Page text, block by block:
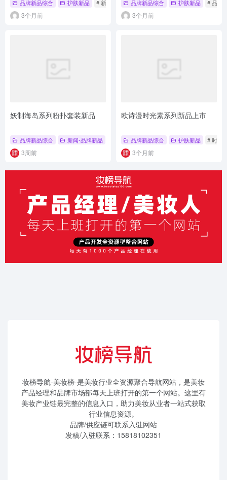
品牌新品综合 护肤新品 # 新品上市 # 品牌新品 # 品牌新品综合
3个月前
品牌新品综合 护肤新品 # 品牌
3个月前
妖制海岛系列粉扑套装新品
品牌新品综合 新闻-品牌新品 # 底妆工具 # 粉扑套装 # 海岛系列
3周前
欧诗漫时光素系列新品上市
品牌新品综合 护肤新品 # 时光
3个月前
妆榜导航-美妆榜-是美妆行业全资源聚合导航网站，是美妆
产品经理和品牌市场部每天上班打开的第一个网站。这里有
美妆产业链最完整的信息入口，助力美妆从业者一站式获取
行业信息资源。
品牌/供应链可联系入驻网站
发稿/入驻联系：15818102351